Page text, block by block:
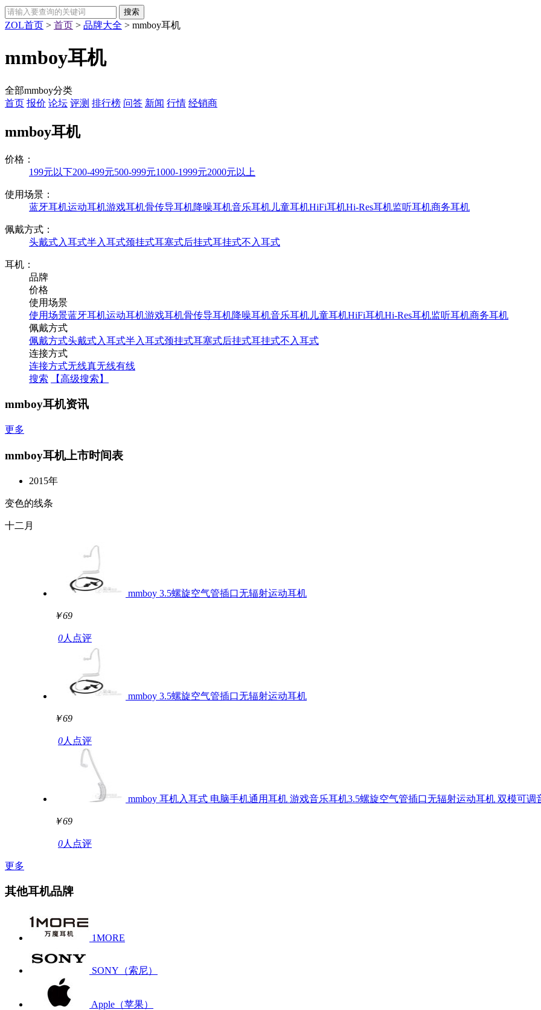
ZOL首页 > 首页 > 品牌大全 > mmboy耳机
mmboy耳机
全部mmboy分类
首页 报价 论坛 评测 排行榜 问答 新闻 行情 经销商
mmboy耳机
价格：
199元以下200-499元500-999元1000-1999元2000元以上
使用场景：
蓝牙耳机运动耳机游戏耳机骨传导耳机降噪耳机音乐耳机 儿童耳机HiFi耳机Hi-Res耳机监听耳机商务耳机
佩戴方式：
头戴式入耳式半入耳式颈挂式耳塞式后挂式耳挂式不入耳式
耳机：
品牌
价格
使用场景
使用场景蓝牙耳机运动耳机游戏耳机骨传导耳机降噪耳机音乐耳机 儿童耳机HiFi耳机Hi-Res耳机监听耳机商务耳机
佩戴方式
佩戴方式头戴式入耳式半入耳式颈挂式耳塞式后挂式耳挂式不入耳式
连接方式
连接方式无线真无线有线
搜索
【高级搜索】
mmboy耳机资讯
更多
mmboy耳机上市时间表
2015年
变色的线条
十二月
mmboy 3.5螺旋空气管插口无辐射运动耳机
￥69
0人点评
mmboy 3.5螺旋空气管插口无辐射运动耳机
￥69
0人点评
mmboy 耳机入耳式 电脑手机通用耳机 游戏音乐耳机3.5螺旋空气管插口无辐射运动耳机 双模可
￥69
0人点评
更多
其他耳机品牌
1MORE
SONY（索尼）
Apple（苹果）